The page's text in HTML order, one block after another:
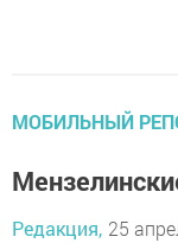
МОБИЛЬНЫЙ
Редакция, 25